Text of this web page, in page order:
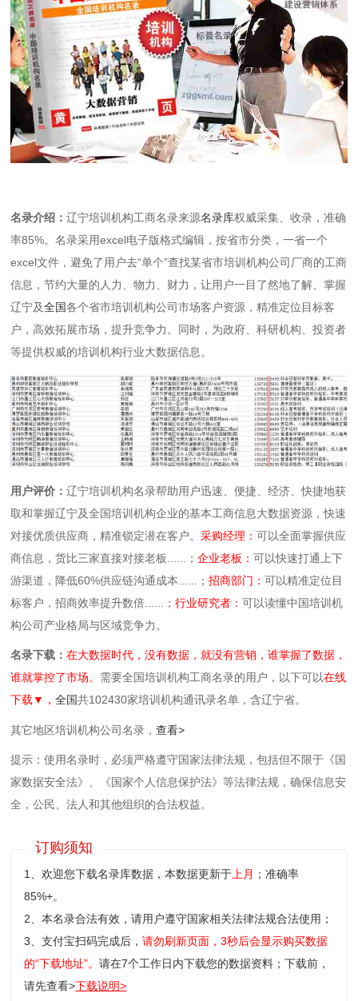
名录介绍：辽宁培训机构工商名录来源名录库权威采集、收录，准确
率85%。名录采用excel电子版格式编辑，按省市分类，一省一个
excel文件，避免了用户去“单个”查找某省市培训机构公司厂商的工商
信息，节约大量的人力、物力、财力，让用户一目了然地了解、掌握
辽宁及全国各个省市培训机构公司市场客户资源，精准定位目标客
户，高效拓展市场，提升竞争力。同时，为政府、科研机构、投资者
等提供权威的培训机构行业大数据信息。
用户评价：辽宁培训机构名录帮助用户迅速、便捷、经济、快捷地获
取和掌握辽宁及全国培训机构企业的基本工商信息大数据资源，快速
对接优质供应商，精准锁定潜在客户。采购经理：可以全面掌握供应
商信息，货比三家直接对接老板......；企业老板：可以快速打通上下
游渠道，降低60%供应链沟通成本......；招商部门：可以精准定位目
标客户，招商效率提升数倍......；行业研究者：可以读懂中国培训机
构公司产业格局与区域竞争力。
名录下载：在大数据时代，没有数据，就没有营销，谁掌握了数据，
谁就掌控了市场。 需要全国培训机构工商名录的用户，以下可以在线
下载▼，全国共102430家培训机构通讯录名单，含辽宁省。
其它地区培训机构公司名录，查看>
提示：使用名录时，必须严格遵守国家法律法规，包括但不限于《国
家数据安全法》、《国家个人信息保护法》等‌法律法规，确保信息安
全，公民、法人和其他组织的合法权益。
订购须知
1、欢迎您下载名录库数据，本数据更新于 上月 ；准确率
85%+。
2、本名录合法有效，请用户遵守国家相关法律法规合法使用；
3、支付宝扫码完成后，请勿刷新页面，3秒后会显示购买数据
的“下载地址”。请在7个工作日内下载您的数据资料；下载前，
请先查看>下载说明>